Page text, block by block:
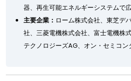
器、再生可能エネルギーシステムで
主要企業： ローム株式会社、東芝デ
社、三菱電機株式会社、富士電機株
テクノロジーズAG、オン・セミコ